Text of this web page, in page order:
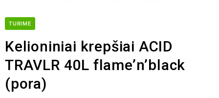
TURIME
Kelioniniai krepšiai ACID
TRAVLR 40L flame’n’black
(pora)